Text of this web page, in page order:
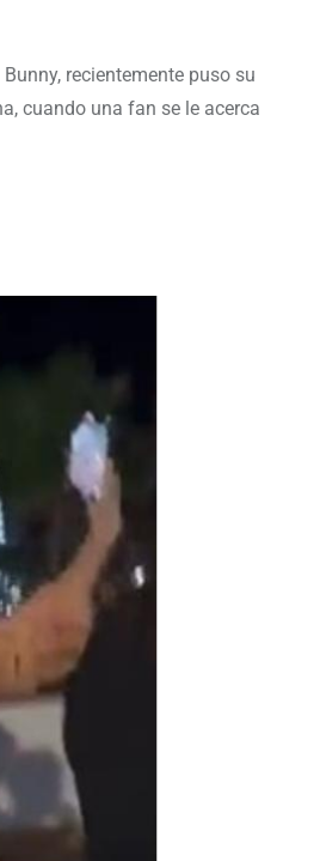
recientemente puso su
cuando una fan se le acerca